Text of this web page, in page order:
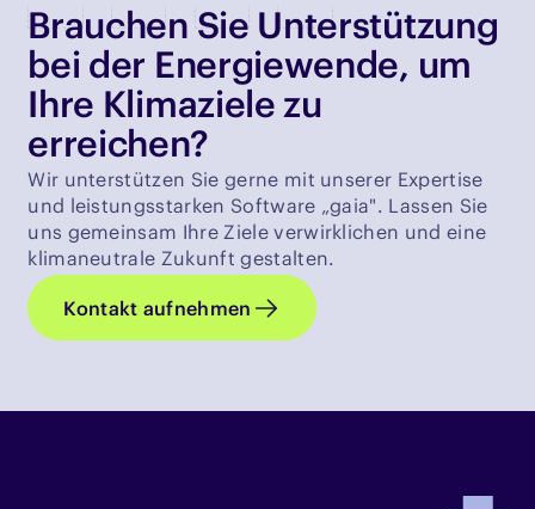
Brauchen Sie Unterstützung
bei der Energiewende, um
Ihre Klimaziele zu
erreichen?
Wir unterstützen Sie gerne mit unserer Expertise
und leistungsstarken Software „gaia". Lassen Sie
uns gemeinsam Ihre Ziele verwirklichen und eine
klimaneutrale Zukunft gestalten.
Kontakt aufnehmen